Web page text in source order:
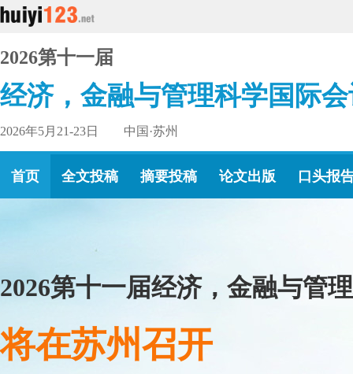
2026第十一届
经济，金融与管理科学国际
2026年5月21-23日 中国·苏州
首页 全文投稿 摘要投稿 论文出版 口头报
接受